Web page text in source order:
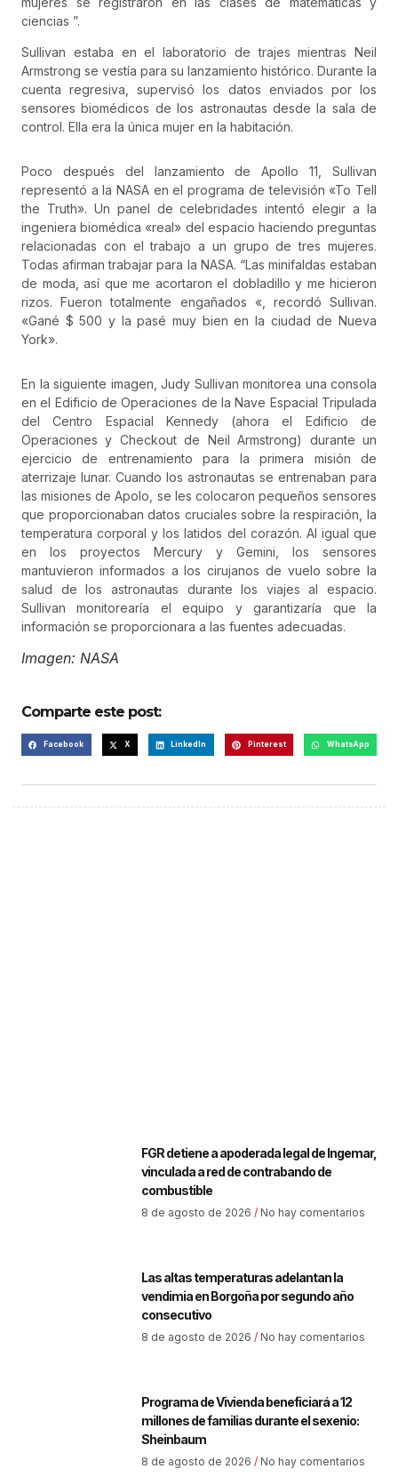
ciencias ”.
Sullivan estaba en el laboratorio de trajes mientras Neil
Armstrong se vestía para su lanzamiento histórico. Durante la
cuenta regresiva, supervisó los datos enviados por los
sensores biomédicos de los astronautas desde la sala de
control. Ella era la única mujer en la habitación.
Poco después del lanzamiento de Apollo 11, Sullivan
representó a la NASA en el programa de televisión «To Tell
the Truth». Un panel de celebridades intentó elegir a la
ingeniera biomédica «real» del espacio haciendo preguntas
relacionadas con el trabajo a un grupo de tres mujeres.
Todas afirman trabajar para la NASA. “Las minifaldas estaban
de moda, así que me acortaron el dobladillo y me hicieron
rizos. Fueron totalmente engañados «, recordó Sullivan.
«Gané $ 500 y la pasé muy bien en la ciudad de Nueva
York».
En la siguiente imagen, Judy Sullivan monitorea una consola
en el Edificio de Operaciones de la Nave Espacial Tripulada
del Centro Espacial Kennedy (ahora el Edificio de
Operaciones y Checkout de Neil Armstrong) durante un
ejercicio de entrenamiento para la primera misión de
aterrizaje lunar. Cuando los astronautas se entrenaban para
las misiones de Apolo, se les colocaron pequeños sensores
que proporcionaban datos cruciales sobre la respiración, la
temperatura corporal y los latidos del corazón. Al igual que
en los proyectos Mercury y Gemini, los sensores
mantuvieron informados a los cirujanos de vuelo sobre la
salud de los astronautas durante los viajes al espacio.
Sullivan monitorearía el equipo y garantizaría que la
información se proporcionara a las fuentes adecuadas.
Imagen: NASA
Comparte este post:
Facebook X LinkedIn Pinterest WhatsApp
FGR detiene a apoderada legal de Ingemar,
vinculada a red de contrabando de
combustible
8 de agosto de 2026 No hay comentarios
Las altas temperaturas adelantan la
vendimia en Borgoña por segundo año
consecutivo
8 de agosto de 2026 No hay comentarios
Programa de Vivienda beneficiará a 12
millones de familias durante el sexenio:
Sheinbaum
8 de agosto de 2026 No hay comentarios